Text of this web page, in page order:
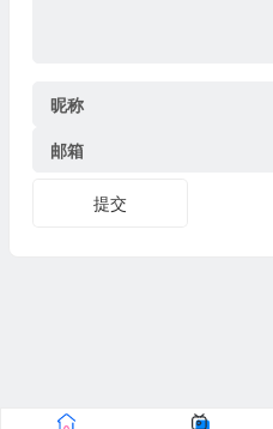
昵称
邮箱
提交